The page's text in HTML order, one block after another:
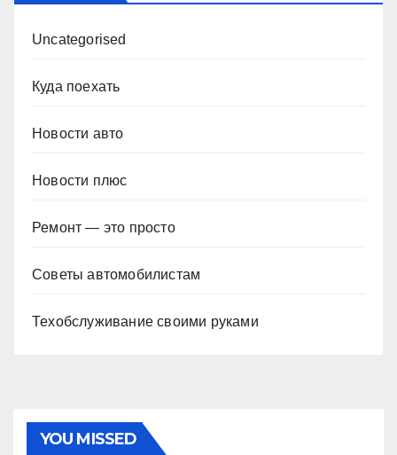
Uncategorised
Куда поехать
Новости авто
Новости плюс
Ремонт — это просто
Советы автомобилистам
Техобслуживание своими руками
YOU MISSED